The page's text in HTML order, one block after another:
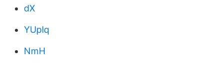
dX
YUplq
NmH